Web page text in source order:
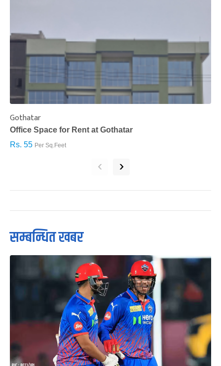
Gothatar
Office Space for Rent at Gothatar
Rs. 55 Per Sq.Feet
‹ ›
सम्बन्धित खबर